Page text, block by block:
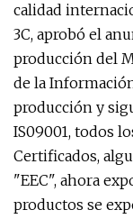
calidad
3C, aprobó el
producción del
de la
producción y
IS09001, todos
Certificados,
"EEC", ahora
productos se